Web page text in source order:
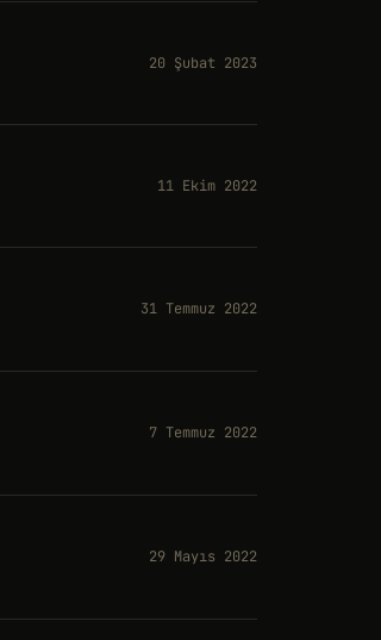
20 Şubat 2023
11 Ekim 2022
31 Temmuz 2022
7 Temmuz 2022
29 Mayıs 2022